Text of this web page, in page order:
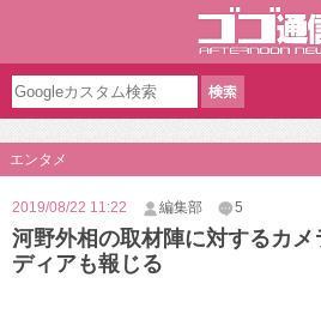
エンタメ
2019/08/22 11:22 編集部 5
河野外相の取材陣に対するカ
ディアも報じる